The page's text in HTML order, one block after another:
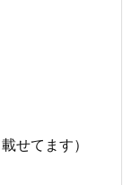
せてます）